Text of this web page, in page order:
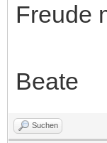
Freude
Beate
Suchen